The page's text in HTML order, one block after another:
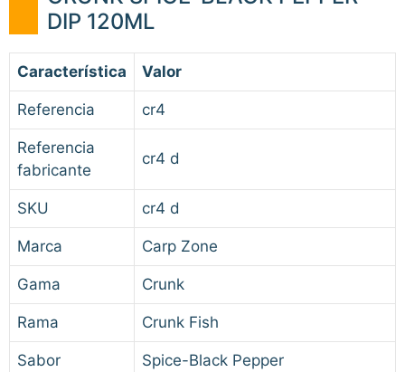
DIP 120ML
Característica Valor
Referencia cr4
Referencia
fabricante
cr4 d
SKU cr4 d
Marca Carp Zone
Gama Crunk
Rama Crunk Fish
Sabor Spice-Black Pepper